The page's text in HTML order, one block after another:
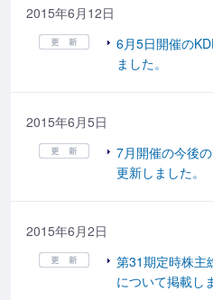
2015年6月12日
6月5日開催の
ました。
2015年6月5日
7月開催の今後
更新しました。
2015年6月2日
第31期定時株主
について掲載し